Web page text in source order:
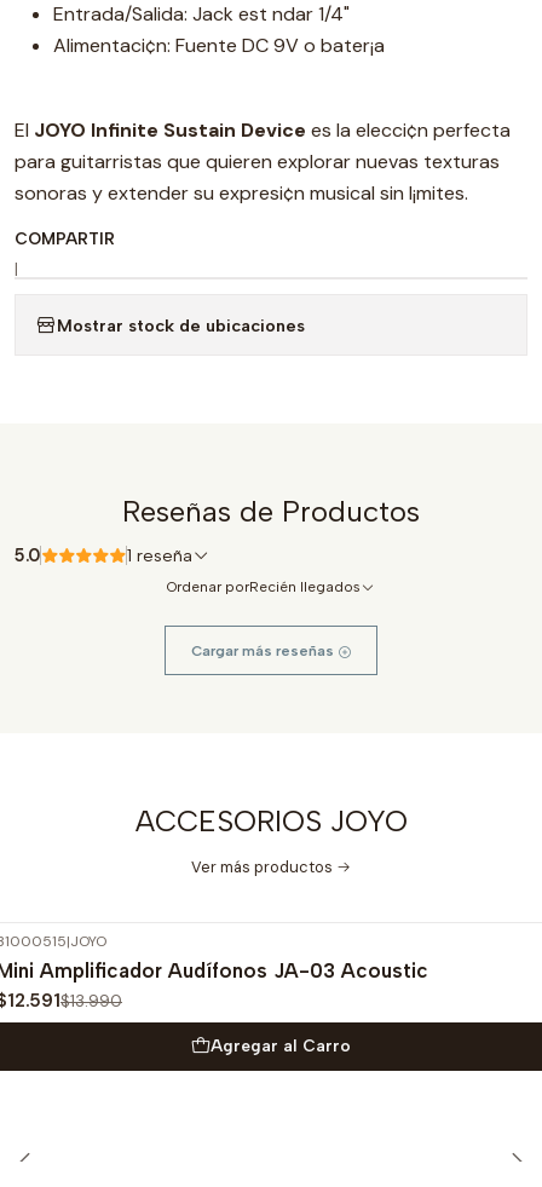
Entrada/Salida: Jack est ndar 1/4"
Alimentaci¢n: Fuente DC 9V o bater¡a
El JOYO Infinite Sustain Device es la elecci¢n perfecta
para guitarristas que quieren explorar nuevas texturas
sonoras y extender su expresi¢n musical sin l¡mites.
COMPARTIR
|
Mostrar stock de ubicaciones
Reseñas de Productos
5.0 1 reseña
Ordenar porRecién llegados
Cargar más reseñas
ACCESORIOS JOYO
Ver más productos
OFF
|JOYO
Amplificador Audífonos JA-03 Acoustic
$13.990
Agregar al Carro